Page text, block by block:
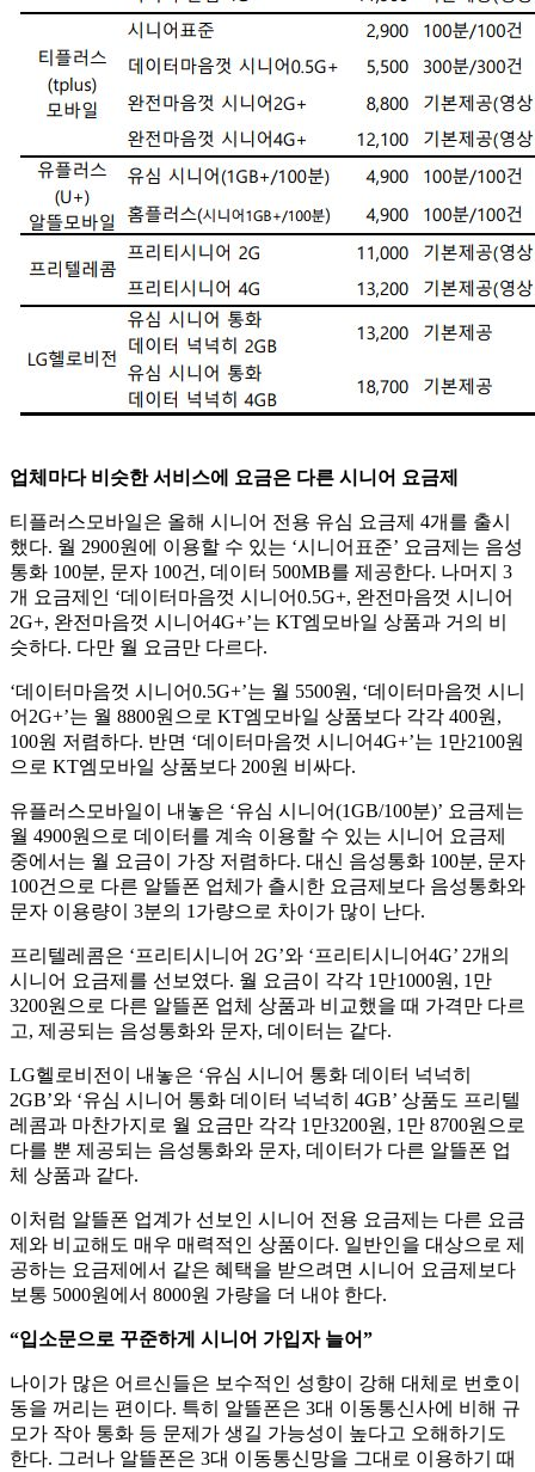
업체마다 비슷한 서비스에 요금은 다른 시니어 요금제
티플러스모바일은 올해 시니어 전용 유심 요금제 4개를 출시
했다. 월 2900원에 이용할 수 있는 ‘시니어표준’ 요금제는 음성
통화 100분, 문자 100건, 데이터 500MB를 제공한다. 나머지 3
개 요금제인 ‘데이터마음껏 시니어0.5G+, 완전마음껏 시니어
2G+, 완전마음껏 시니어4G+’는 KT엠모바일 상품과 거의 비
슷하다. 다만 월 요금만 다르다.
‘데이터마음껏 시니어0.5G+’는 월 5500원, ‘데이터마음껏 시니
어2G+’는 월 8800원으로 KT엠모바일 상품보다 각각 400원,
100원 저렴하다. 반면 ‘데이터마음껏 시니어4G+’는 1만2100원
으로 KT엠모바일 상품보다 200원 비싸다.
유플러스모바일이 내놓은 ‘유심 시니어(1GB/100분)’ 요금제는
월 4900원으로 데이터를 계속 이용할 수 있는 시니어 요금제
중에서는 월 요금이 가장 저렴하다. 대신 음성통화 100분, 문자
100건으로 다른 알뜰폰 업체가 츨시한 요금제보다 음성통화와
문자 이용량이 3분의 1가량으로 차이가 많이 난다.
프리텔레콤은 ‘프리티시니어 2G’와 ‘프리티시니어4G’ 2개의
시니어 요금제를 선보였다. 월 요금이 각각 1만1000원, 1만
3200원으로 다른 알뜰폰 업체 상품과 비교했을 때 가격만 다르
고, 제공되는 음성통화와 문자, 데이터는 같다.
LG헬로비전이 내놓은 ‘유심 시니어 통화 데이터 넉넉히
2GB’와 ‘유심 시니어 통화 데이터 넉넉히 4GB’ 상품도 프리텔
레콤과 마찬가지로 월 요금만 각각 1만3200원, 1만 8700원으로
다를 뿐 제공되는 음성통화와 문자, 데이터가 다른 알뜰폰 업
체 상품과 같다.
이처럼 알뜰폰 업계가 선보인 시니어 전용 요금제는 다른 요금
제와 비교해도 매우 매력적인 상품이다. 일반인을 대상으로 제
공하는 요금제에서 같은 혜택을 받으려면 시니어 요금제보다
보통 5000원에서 8000원 가량을 더 내야 한다.
“입소문으로 꾸준하게 시니어 가입자 늘어”
나이가 많은 어르신들은 보수적인 성향이 강해 대체로 번호이
동을 꺼리는 편이다. 특히 알뜰폰은 3대 이동통신사에 비해 규
모가 작아 통화 등 문제가 생길 가능성이 높다고 오해하기도
한다. 그러나 알뜰폰은 3대 이동통신망을 그대로 이용하기 때